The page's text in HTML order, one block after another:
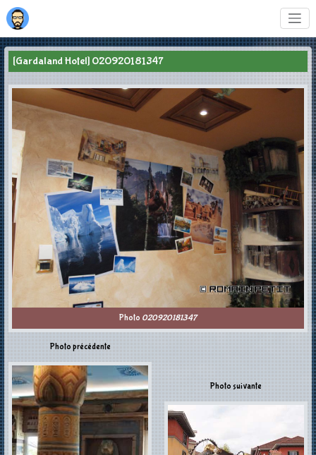
[Gardaland Hotel] 020920181347
Photo 020920181347
Photo précédente
Photo suivante